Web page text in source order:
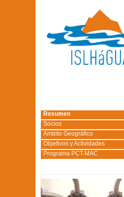
Resumen
Socios
Ambito Geográfico
Objetivos y Actividades
Programa PCT-MAC